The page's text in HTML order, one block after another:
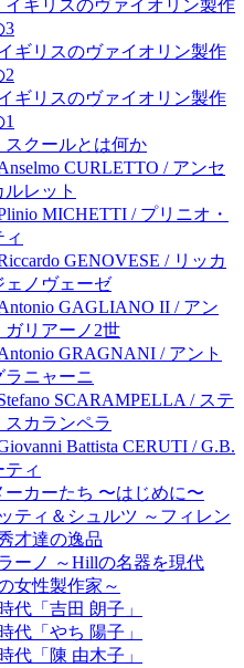
ギリスのヴァイオリン製作
3
ギリスのヴァイオリン製作
2
ギリスのヴァイオリン製作
クールとは何か
CURLETTO / アンセ
ルレット
MICHETTI / プリニオ・
ィ
GENOVESE / リッカ
ェノヴェーゼ
GAGLIANO II / アン
ガリアーノ2世
GRAGNANI / アント
ラニャーニ
SCARAMPELLA / ステ
スカランペラ
Battista CERUTI / G.B.
ィ
ーカーたち 〜はじめに〜
ティ＆シュルツ ～フィレン
才達の逸品
ーノ ～Hillの名器を現代
女性製作家～
代「吉田 朗子」
代「やち 陽子」
代「陳 由木子」